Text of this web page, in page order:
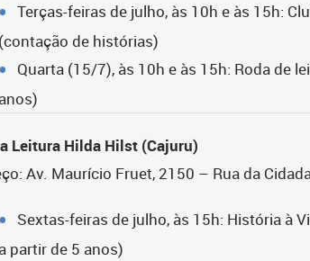
Terças-feiras de julho, às 10h e às 15h:
(contação de histórias)
Quarta (15/7), às 10h e às 15h: Roda de
anos)
Leitura Hilda Hilst (Cajuru)
Av. Maurício Fruet, 2150 – Rua da
Sextas-feiras de julho, às 15h: História à
a partir de 5 anos)